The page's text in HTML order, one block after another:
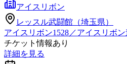
アイスリボン
レッスル武闘館（埼玉県）
アイスリボン1528／アイスリボ
チケット情報あり
詳細を見る